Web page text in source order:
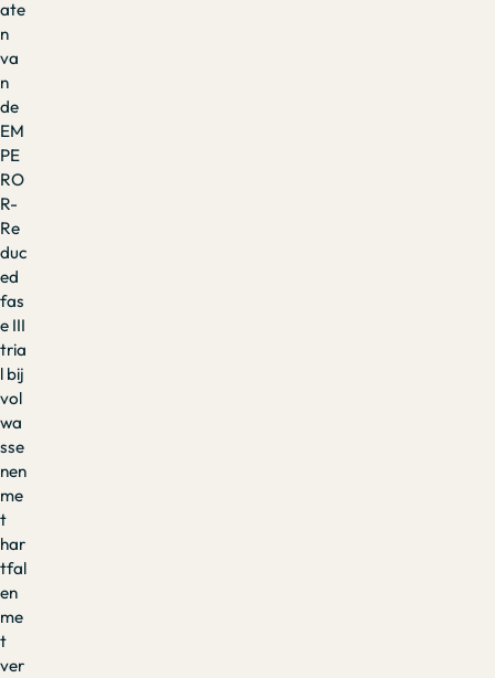
ate
n
va
n
de
EM
PE
RO
R-
Re
duc
ed
fas
e III
tria
l bij
vol
wa
sse
nen
me
t
har
tfal
en
me
t
ver